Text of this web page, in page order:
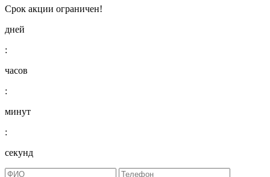
Срок акции ограничен!
дней
:
часов
:
минут
:
секунд